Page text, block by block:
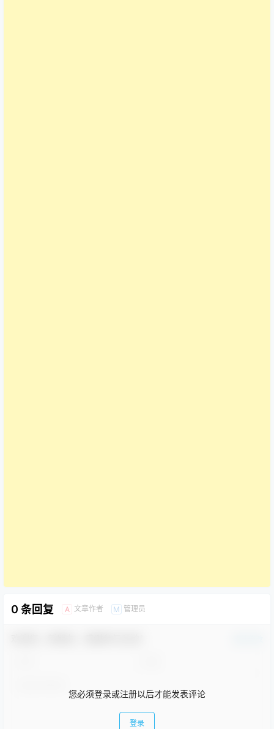
0 条回复 A 文章作者 M 管理员
您必须登录或注册以后才能发表评论
登录